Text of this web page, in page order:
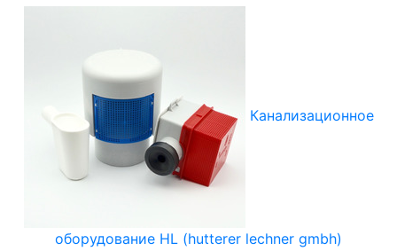
Канализационное
оборудование HL (hutterer lechner gmbh)